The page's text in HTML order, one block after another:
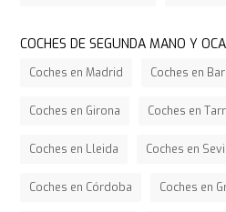
COCHES DE SEGUNDA MANO Y
Coches en Madrid Coches en
Coches en Girona Coches en
Coches en Lleida Coches en
Coches en Córdoba Coches en